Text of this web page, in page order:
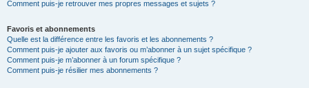
Comment puis-je retrouver mes propres messages et sujets ?
Favoris et abonnements
Quelle est la différence entre les favoris et les abonnements ?
Comment puis-je ajouter aux favoris ou m’abonner à un sujet spécifique ?
Comment puis-je m’abonner à un forum spécifique ?
Comment puis-je résilier mes abonnements ?